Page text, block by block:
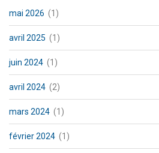
mai 2026 (1)
avril 2025 (1)
juin 2024 (1)
avril 2024 (2)
mars 2024 (1)
février 2024 (1)